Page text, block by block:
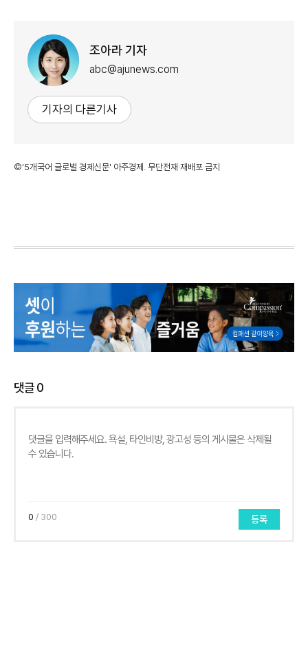
조아라 기자
abc@ajunews.com
기자의 다른기사
©'5개국어 글로벌 경제신문' 아주경제. 무단전재·재배포 금지
댓글0
0 / 300 등록